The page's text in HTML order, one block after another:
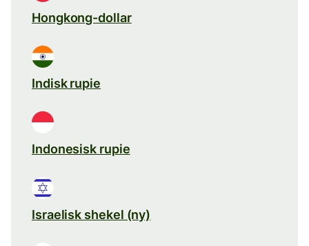
Hongkong-dollar
Indisk rupie
Indonesisk rupie
Israelisk shekel (ny)